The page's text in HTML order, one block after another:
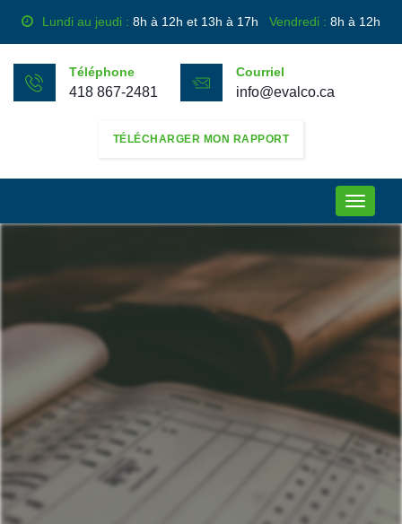
Lundi au jeudi : 8h à 12h et 13h à 17h Vendredi : 8h à 12h
Téléphone
418 867-2481
Courriel
info@evalco.ca
TÉLÉCHARGER MON RAPPORT